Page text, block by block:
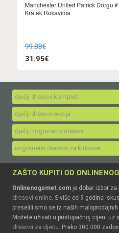
Manchester United Patrick Dorgu
Kratak Rukavima
99.88€
31.95€
dječji dresovi kompleti
dječji dresovi akcija
dječji nogometni dresovi
nogometni dresovi za klubove
ZAŠTO KUPITI OD
Onlinenogomet.com je dobar izbor
dresovi online. S više od 9 godina
preselili smo se iz naših
Možete uživati u pristupačnoj cijeni uz
dresovi za djecu. Preko 300.000